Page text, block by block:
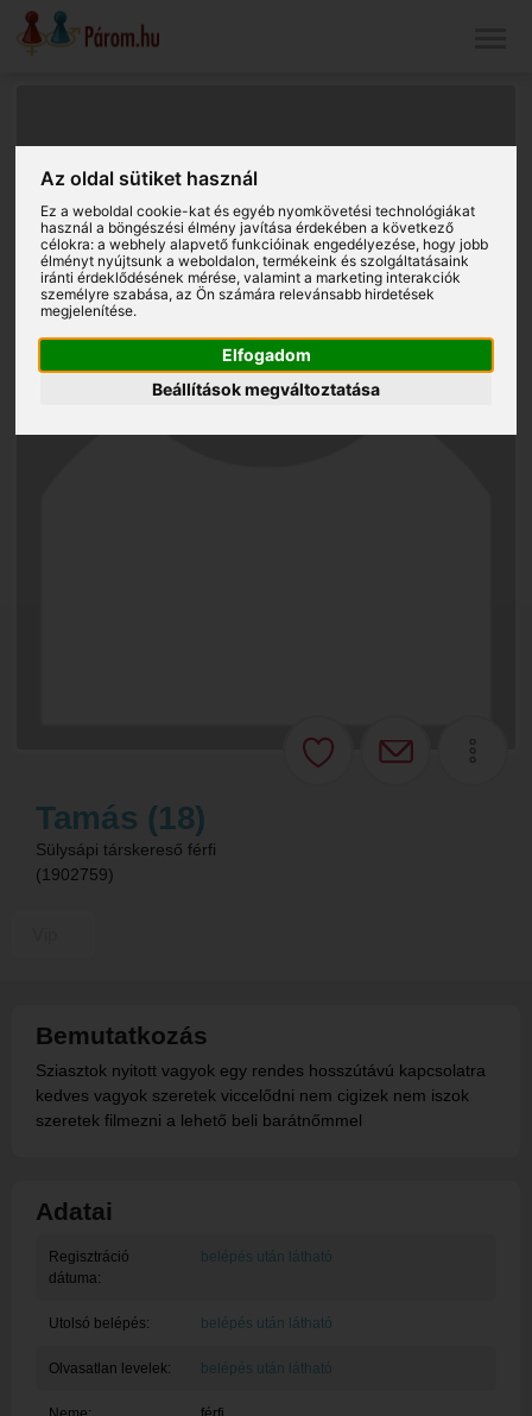
Az oldal sütiket használ
Ez a weboldal cookie-kat és egyéb nyomkövetési technológiákat
használ a böngészési élmény javítása érdekében a következő
célokra:a webhely alapvető funkcióinak engedélyezése, hogy jobb
élményt nyújtsunk a weboldalon,termékeink és szolgáltatásaink
iránti érdeklődésének mérése, valamint a marketing interakciók
személyre szabása,az Ön számára relevánsabb hirdetések
megjelenítése.
Elfogadom
Beállítások megváltoztatása
Tamás (18)
Sülysápi társkereső férfi
(1902759)
Bemutatkozás
Sziasztok nyitott vagyok egy rendes hosszútávú kapcsolatra
kedves vagyok szeretek viccelődni nem cigizek nem iszok
szeretek filmezni a lehető beli barátnőmmel
Adatai
Regisztráció
dátuma:
belépés után látható
Utolsó belépés: belépés után látható
Olvasatlan levelek: belépés után látható